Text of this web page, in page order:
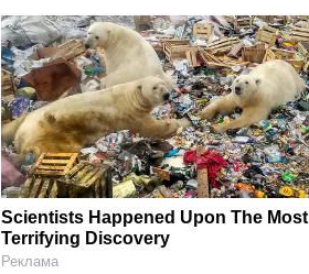
Scientists Happened Upon The Most
Terrifying Discovery
Реклама